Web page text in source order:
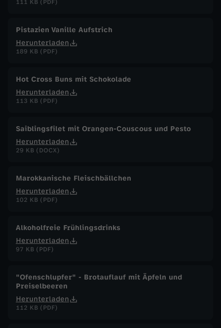
111 KB (PDF)
Pistazien Vanille Aufstrich
Herunterladen
189 KB (PDF)
Hot Cross Buns mit Schokolade
Herunterladen
113 KB (PDF)
Saiblingsfilet mit Orangen-Couscous und Pesto
Herunterladen
29 KB (DOCX)
Marokkanische Fleischbällchen
Herunterladen
102 KB (PDF)
Alkoholfreie Frühlingsdrinks
Herunterladen
97 KB (PDF)
"Ofenschlupfer" - Brotauflauf mit Äpfeln und
Preiselbeeren
Herunterladen
112 KB (PDF)